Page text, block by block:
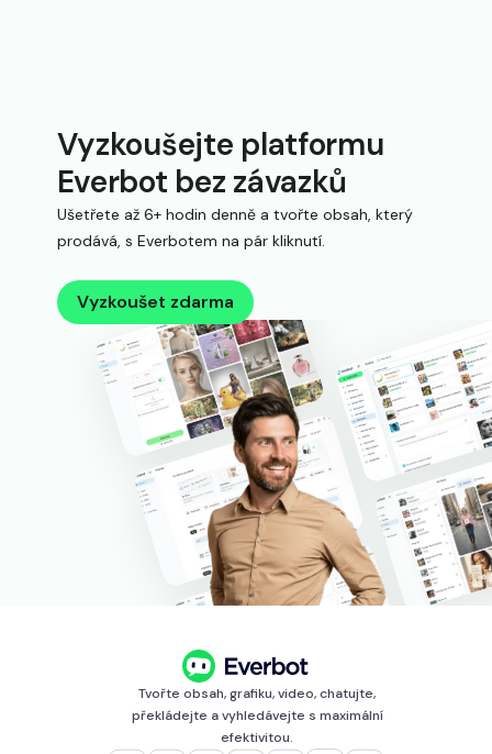
Vyzkoušejte platformu
Everbot bez závazků
Ušetřete až 6+ hodin denně a tvořte obsah, který
prodává, s Everbotem na pár kliknutí.
Vyzkoušet zdarma
Tvořte obsah, grafiku, video, chatujte,
překládejte a vyhledávejte s maximální
efektivitou.